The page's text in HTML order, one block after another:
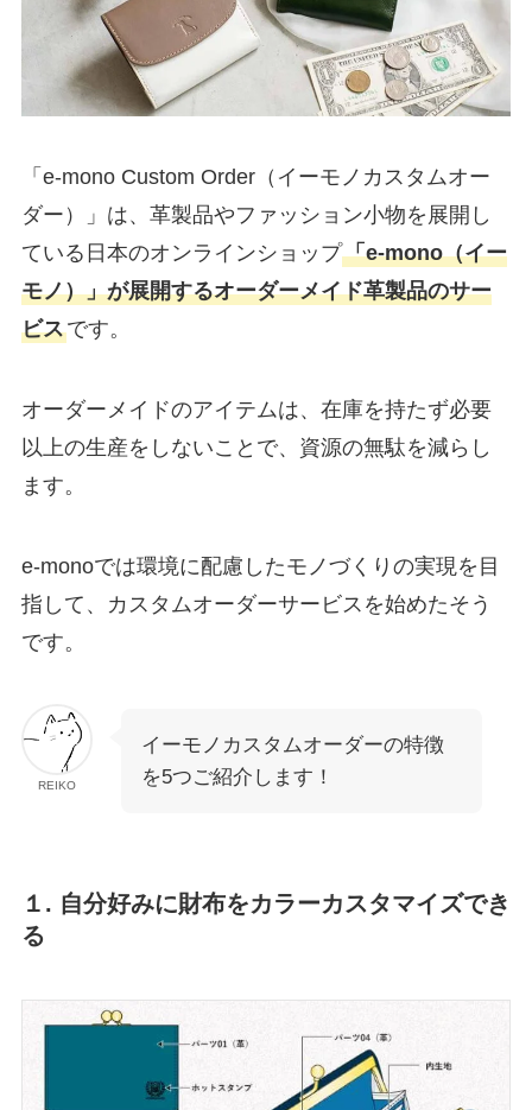
「e-mono Custom Order（イーモノカスタムオー
ダー）」は、革製品やファッション小物を展開し
ている日本のオンラインショップ「e-mono（イー
モノ）」が展開するオーダーメイド革製品のサー
ビスです。
オーダーメイドのアイテムは、在庫を持たず必要
以上の生産をしないことで、資源の無駄を減らし
ます。
e-monoでは環境に配慮したモノづくりの実現を目
指して、カスタムオーダーサービスを始めたそう
です。
REIKO
イーモノカスタムオーダーの特徴
を5つご紹介します！
１. 自分好みに財布をカラーカスタマイズでき
る